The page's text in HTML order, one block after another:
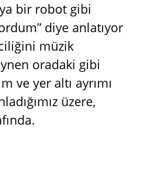
bir robot gibi
diye anlatıyor
müzik
oradaki gibi
ve yer altı ayrımı
üzere,